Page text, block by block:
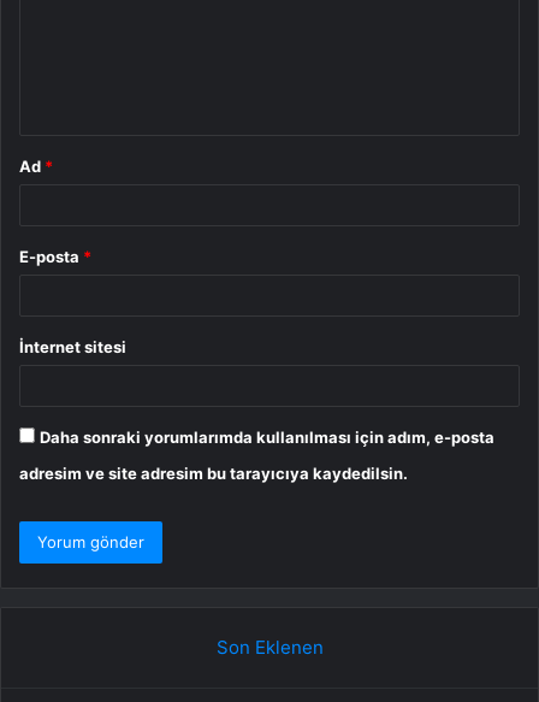
Ad *
E-posta *
İnternet sitesi
Daha sonraki yorumlarımda kullanılması için adım, e-posta
adresim ve site adresim bu tarayıcıya kaydedilsin.
Son Eklenen